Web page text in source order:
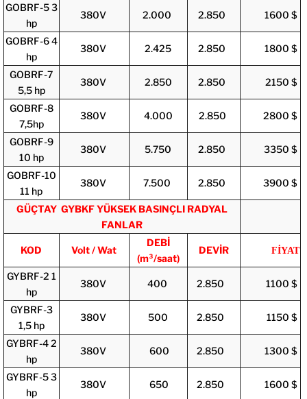
GOBRF-5 3
hp
380V 2.000 2.850 1600 $
GOBRF-6 4
hp
380V 2.425 2.850 1800 $
GOBRF-7
5,5 hp
380V 2.850 2.850 2150 $
GOBRF-8
7,5hp
380V 4.000 2.850 2800 $
GOBRF-9
10 hp
380V 5.750 2.850 3350 $
GOBRF-10
11 hp
380V 7.500 2.850 3900 $
GÜÇTAY GYBKF YÜKSEK BASINÇLI RADYAL
FANLAR
KOD Volt / Wat
DEBİ
(m³/saat)
DEVİR FİYAT
GYBRF-2 1
hp
380V 400 2.850 1100 $
GYBRF-3
1,5 hp
380V 500 2.850 1150 $
GYBRF-4 2
hp
380V 600 2.850 1300 $
GYBRF-5 3
hp
380V 650 2.850 1600 $